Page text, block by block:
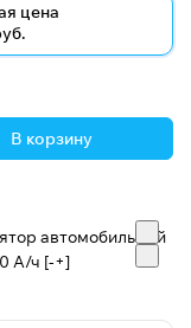
цена
В корзину
автомобильный
А/ч [-+]